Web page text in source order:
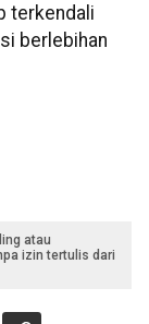
terkendali
berlebihan
atau
izin tertulis dari